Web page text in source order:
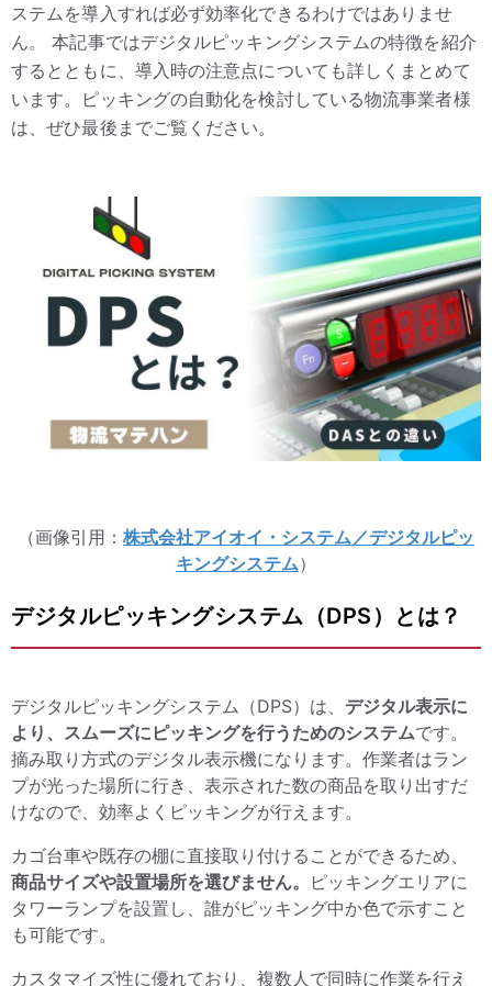
ステムを導入すれば必ず効率化できるわけではありませ
ん。 本記事ではデジタルピッキングシステムの特徴を紹介
するとともに、導入時の注意点についても詳しくまとめて
います。ピッキングの自動化を検討している物流事業者様
は、ぜひ最後までご覧ください。
（画像引用： 株式会社アイオイ・システム／デジタルピッ
キングシステム）
デジタルピッキングシステム（DPS）とは？
デジタルピッキングシステム（DPS）は、 デジタル表示に
より、スムーズにピッキングを行うためのシステムです。
摘み取り方式のデジタル表示機になります。作業者はラン
プが光った場所に行き、表示された数の商品を取り出すだ
けなので、効率よくピッキングが行えます。
カゴ台車や既存の棚に直接取り付けることができるため、
商品サイズや設置場所を選びません。
ピッキングエリアに
タワーランプを設置し、誰がピッキング中か色で示すこと
も可能です。
カスタマイズ性に優れており、複数人で同時に作業を行え